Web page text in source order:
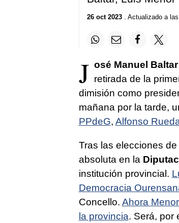
26 oct 2023. Actualizado a las
J osé Manuel
retirada de la
dimisión como
mañana por la tarde,
PPdeG, Alfonso
Tras las elecciones
absoluta en la
institución provincial.
Democracia
Concello. Ahora
la provincia. Será, por